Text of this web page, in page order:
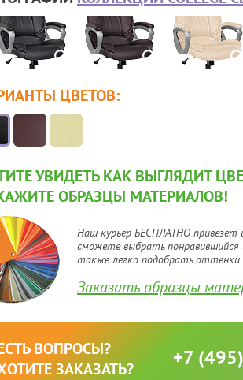
ЦВЕТОВ:
УВИДЕТЬ КАК ВЫГЛЯДИТ
ОБРАЗЦЫ МАТЕРИАЛОВ!
Наш курьер БЕСПЛАТНО
сможете выбрать
также легко подобрать
Заказать образцы
ВОПРОСЫ?
ЗАКАЗАТЬ?
+7